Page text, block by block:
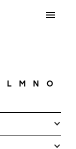
L M N O